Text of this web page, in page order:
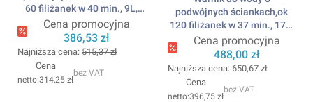
60 filiżanek w 40 min., 9L,
220-240V/1500W,
340x315x(H)430mm HENDI
Cena promocyjna
386,53 zł
Najniższa cena: 515,37 zł
Cena
314,25 zł
bez VAT
podwójnych ściankach,ok
120 filiżanek w 37 min., 17L,
220-240V/2500W,
415x382x(H)480mm HENDI
Cena promocyjna
488,00 zł
Najniższa cena: 650,67 zł
Cena
396,75 zł
bez VAT